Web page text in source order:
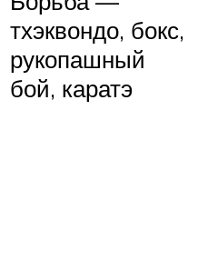
тхэквондо, бокс,
рукопашный
бой, каратэ